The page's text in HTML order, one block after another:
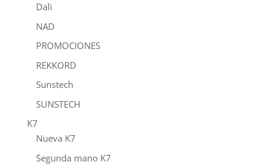
Dali
NAD
PROMOCIONES
REKKORD
Sunstech
SUNSTECH
K7
Nueva K7
Segunda mano K7